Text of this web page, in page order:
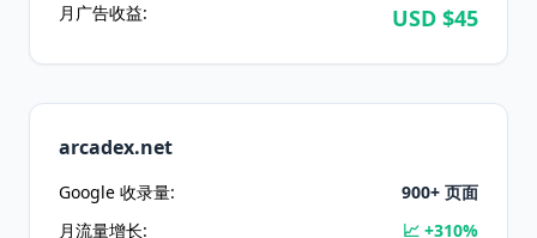
月广告收益: USD $45
arcadex.net
Google 收录量: 900+ 页面
月流量增长:
📈 +310%